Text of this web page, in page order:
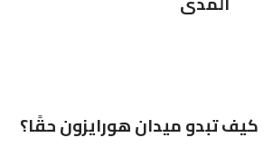
كيف تبدو ميدان هورايزون حقًا؟